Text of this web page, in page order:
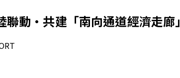
動·共建「南向通道經濟走廊」